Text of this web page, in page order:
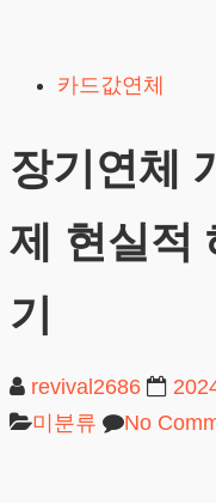
content
카드값연체
장기연체
제 현실적
기
revival2686
미분류
No